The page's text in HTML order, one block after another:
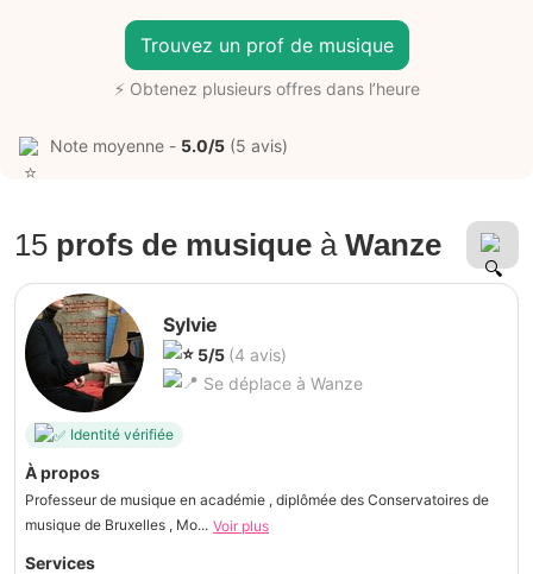
Trouvez un prof de musique
⚡ Obtenez plusieurs offres dans l’heure
Note moyenne - 5.0/5 (5 avis)
15 profs de musique à Wanze
Sylvie
5/5 (4 avis)
Se déplace à Wanze
Identité vérifiée
À propos
Professeur de musique en académie , diplômée des Conservatoires de
musique de Bruxelles , Mo... Voir plus
Services